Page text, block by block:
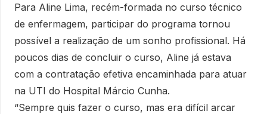
Para Aline Lima, recém-formada no curso técnico
de enfermagem, participar do programa tornou
possível a realização de um sonho profissional. Há
poucos dias de concluir o curso, Aline já estava
com a contratação efetiva encaminhada para atuar
na UTI do Hospital Márcio Cunha.
“Sempre quis fazer o curso, mas era difícil arcar